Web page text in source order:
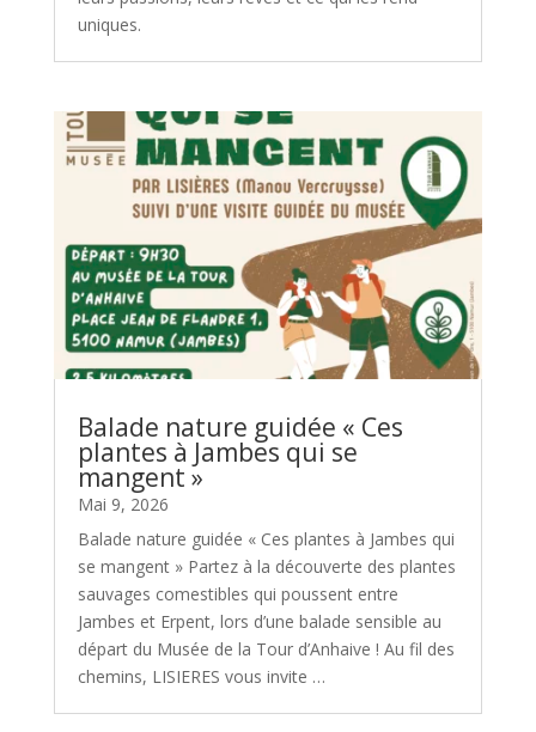
uniques.
Balade nature guidée « Ces
plantes à Jambes qui se
mangent »
Mai 9, 2026
Balade nature guidée « Ces plantes à Jambes qui
se mangent » Partez à la découverte des plantes
sauvages comestibles qui poussent entre
Jambes et Erpent, lors d’une balade sensible au
départ du Musée de la Tour d’Anhaive ! Au fil des
chemins, LISIERES vous invite …